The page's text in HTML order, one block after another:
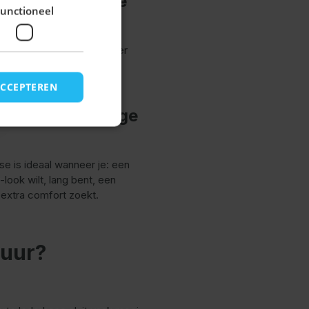
geschikt voor vrijwel ieder
uitstraling.
je een knielange
is ideaal wanneer je: een
wilt, lang bent, een
comfort zoekt.